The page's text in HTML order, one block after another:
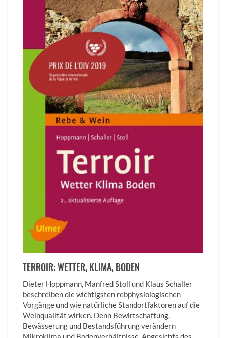
TERROIR: WETTER, KLIMA, BODEN
Dieter Hoppmann, Manfred Stoll und Klaus Schaller
beschreiben die wichtigsten rebphysiologischen
Vorgänge und wie natürliche Standortfaktoren auf die
Weinqualität wirken. Denn Bewirtschaftung,
Bewässerung und Bestandsführung verändern